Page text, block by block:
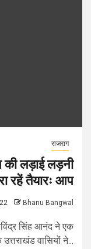
राजराग
लड़ाई लड़नी
रहें तैयारः आप
Bhanu Bangwal
सिंह आनंद ने एक
वासियों ने...